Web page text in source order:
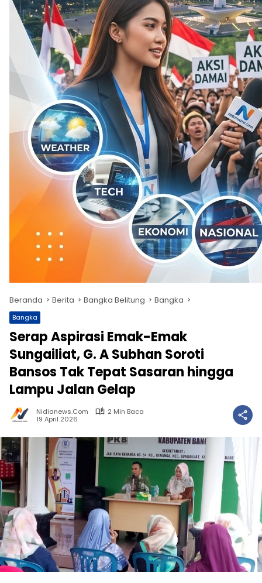
Beranda Berita Bangka Belitung Bangka
Bangka
Serap Aspirasi Emak-Emak
Sungailiat, G. A Subhan Soroti
Bansos Tak Tepat Sasaran hingga
Lampu Jalan Gelap
Nidianews.com
2 Min Baca
19 April 2026